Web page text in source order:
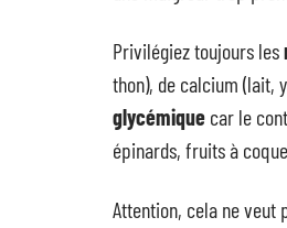
Privilégiez toujours les
thon), de calcium (lait,
glycémique car le
épinards, fruits à
Attention, cela ne veut